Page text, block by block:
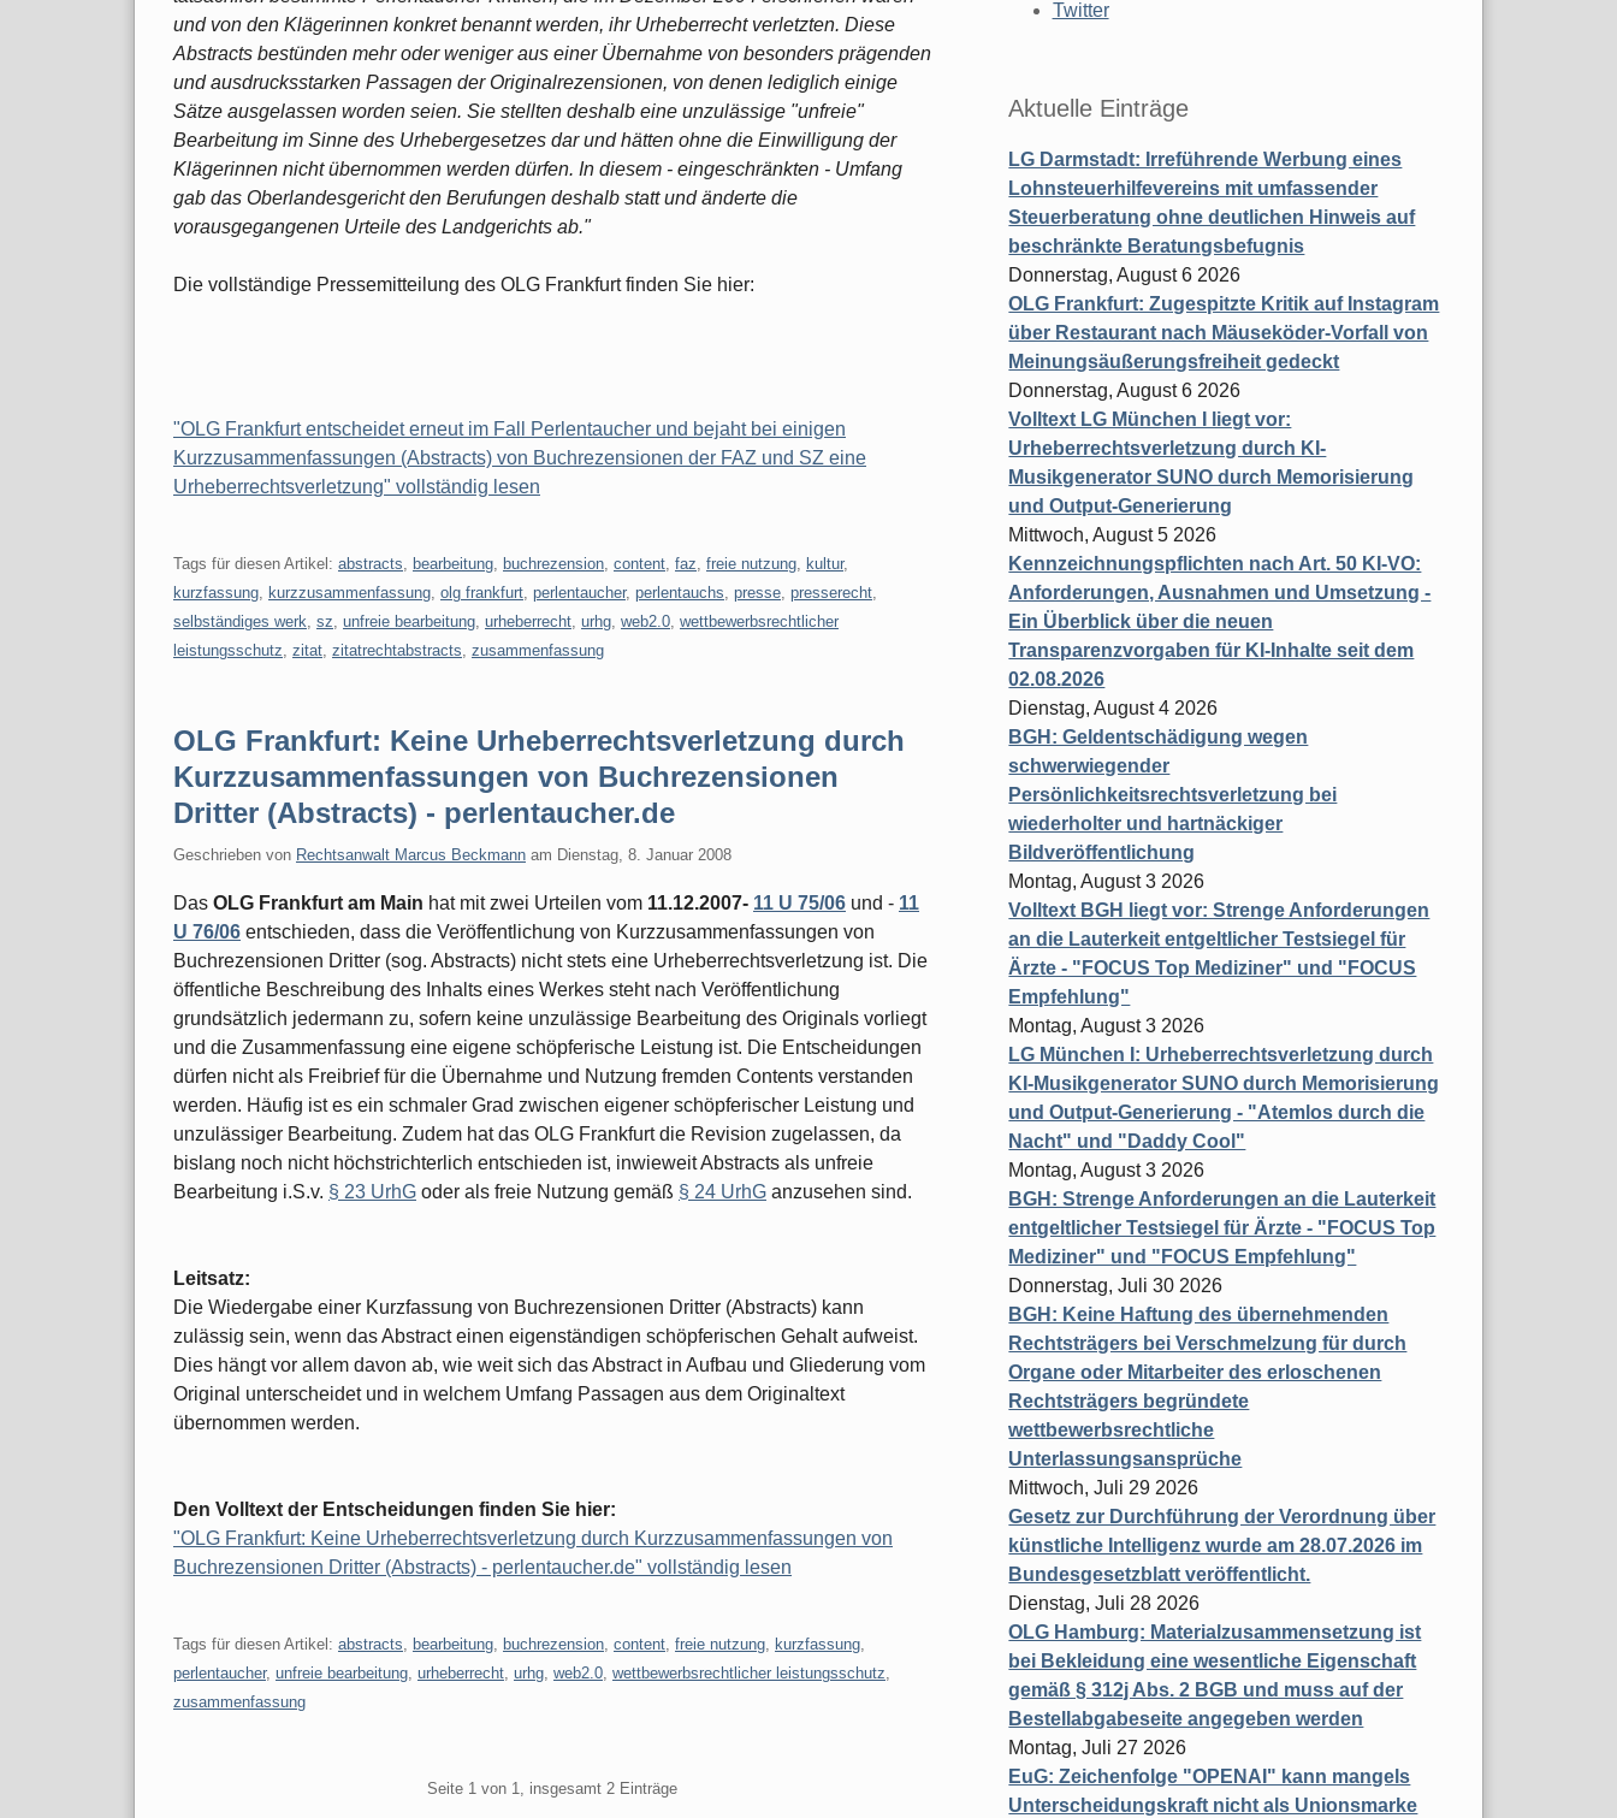
und von den Klägerinnen konkret benannt werden, ihr Urheberrecht verletzten. Diese
Abstracts bestünden mehr oder weniger aus einer Übernahme von besonders prägenden
und ausdrucksstarken Passagen der Originalrezensionen, von denen lediglich einige
Sätze ausgelassen worden seien. Sie stellten deshalb eine unzulässige "unfreie"
Bearbeitung im Sinne des Urhebergesetzes dar und hätten ohne die Einwilligung der
Klägerinnen nicht übernommen werden dürfen. In diesem - eingeschränkten - Umfang
gab das Oberlandesgericht den Berufungen deshalb statt und änderte die
vorausgegangenen Urteile des Landgerichts ab."
Die vollständige Pressemitteilung des OLG Frankfurt finden Sie hier:
"OLG Frankfurt entscheidet erneut im Fall Perlentaucher und bejaht bei einigen
Kurzzusammenfassungen (Abstracts) von Buchrezensionen der FAZ und SZ eine
Urheberrechtsverletzung" vollständig lesen
Tags für diesen Artikel: abstracts bearbeitung buchrezension content faz freie nutzung kultur,
kurzfassung
kurzzusammenfassung olg frankfurt perlentaucher, perlentauchs presse presserecht
selbständiges werk sz unfreie bearbeitung urheberrecht urhg web2.0 wettbewerbsrechtlicher
leistungsschutz zitat zitatrechtabstracts zusammenfassung
OLG Frankfurt: Keine Urheberrechtsverletzung durch
Kurzzusammenfassungen von Buchrezensionen
Dritter (Abstracts) - perlentaucher.de
Geschrieben von Rechtsanwalt Marcus Beckmann am Dienstag, 8. Januar 2008
Das OLG Frankfurt am Main hat mit zwei Urteilen vom 11.12.2007- 11 U 75/06 und - 11
U 76/06 entschieden, dass die Veröffentlichung von Kurzzusammenfassungen von
Buchrezensionen Dritter (sog. Abstracts) nicht stets eine Urheberrechtsverletzung ist. Die
öffentliche Beschreibung des Inhalts eines Werkes steht nach Veröffentlichung
grundsätzlich jedermann zu, sofern keine unzulässige Bearbeitung des Originals vorliegt
und die Zusammenfassung eine eigene schöpferische Leistung ist. Die Entscheidungen
dürfen nicht als Freibrief für die Übernahme und Nutzung fremden Contents verstanden
werden. Häufig ist es ein schmaler Grad zwischen eigener schöpferischer Leistung und
unzulässiger Bearbeitung. Zudem hat das OLG Frankfurt die Revision zugelassen, da
bislang noch nicht höchstrichterlich entschieden ist, inwieweit Abstracts als unfreie
Bearbeitung i.S.v. § 23 UrhG oder als freie Nutzung gemäß § 24 UrhG anzusehen sind.
Leitsatz:
Die Wiedergabe einer Kurzfassung von Buchrezensionen Dritter (Abstracts) kann
zulässig sein, wenn das Abstract einen eigenständigen schöpferischen Gehalt aufweist.
Dies hängt vor allem davon ab, wie weit sich das Abstract in Aufbau und Gliederung vom
Original unterscheidet und in welchem Umfang Passagen aus dem Originaltext
übernommen werden.
Den Volltext der Entscheidungen finden Sie hier:
"OLG Frankfurt: Keine Urheberrechtsverletzung durch Kurzzusammenfassungen von
Buchrezensionen Dritter (Abstracts) - perlentaucher.de" vollständig lesen
Tags für diesen Artikel: abstracts bearbeitung buchrezension content freie nutzung kurzfassung
perlentaucher, unfreie bearbeitung urheberrecht urhg web2.0 wettbewerbsrechtlicher leistungsschutz
zusammenfassung
Seite 1 von 1, insgesamt 2 Einträge
Twitter
Aktuelle Einträge
LG Darmstadt: Irreführende Werbung eines
Lohnsteuerhilfevereins mit umfassender
Steuerberatung ohne deutlichen Hinweis auf
beschränkte Beratungsbefugnis
Donnerstag, August 6 2026
OLG Frankfurt: Zugespitzte Kritik auf Instagram
über Restaurant nach Mäuseköder-Vorfall von
Meinungsäußerungsfreiheit gedeckt
Donnerstag, August 6 2026
Volltext LG München I liegt vor:
Urheberrechtsverletzung durch KI-
Musikgenerator SUNO durch Memorisierung
und Output-Generierung
Mittwoch, August 5 2026
Kennzeichnungspflichten nach Art. 50 KI-VO:
Anforderungen, Ausnahmen und Umsetzung -
Ein Überblick über die neuen
Transparenzvorgaben für KI-Inhalte seit dem
02.08.2026
Dienstag, August 4 2026
BGH: Geldentschädigung wegen
schwerwiegender
Persönlichkeitsrechtsverletzung bei
wiederholter und hartnäckiger
Bildveröffentlichung
Montag, August 3 2026
Volltext BGH liegt vor: Strenge Anforderungen
an die Lauterkeit entgeltlicher Testsiegel für
Ärzte - "FOCUS Top Mediziner" und "FOCUS
Empfehlung"
Montag, August 3 2026
LG München I: Urheberrechtsverletzung durch
KI-Musikgenerator SUNO durch Memorisierung
und Output-Generierung - "Atemlos durch die
Nacht" und "Daddy Cool"
Montag, August 3 2026
BGH: Strenge Anforderungen an die Lauterkeit
entgeltlicher Testsiegel für Ärzte - "FOCUS Top
Mediziner" und "FOCUS Empfehlung"
Donnerstag, Juli 30 2026
BGH: Keine Haftung des übernehmenden
Rechtsträgers bei Verschmelzung für durch
Organe oder Mitarbeiter des erloschenen
Rechtsträgers begründete
wettbewerbsrechtliche
Unterlassungsansprüche
Mittwoch, Juli 29 2026
Gesetz zur Durchführung der Verordnung über
künstliche Intelligenz wurde am 28.07.2026 im
Bundesgesetzblatt veröffentlicht.
Dienstag, Juli 28 2026
OLG Hamburg: Materialzusammensetzung ist
bei Bekleidung eine wesentliche Eigenschaft
gemäß § 312j Abs. 2 BGB und muss auf der
Bestellabgabeseite angegeben werden
Montag, Juli 27 2026
EuG: Zeichenfolge "OPENAI" kann mangels
Unterscheidungskraft nicht als Unionsmarke